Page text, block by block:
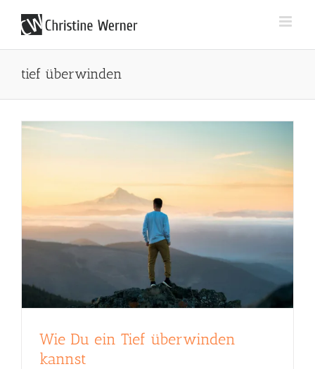
Inhalt
springen
tief überwinden
Wie Du ein Tief überwinden
kannst